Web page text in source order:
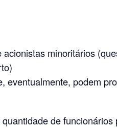
minoritários
eventualmente, podem
de funcionários